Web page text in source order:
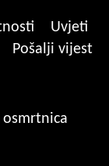
Uvjeti
Pošalji vijest
osmrtnica